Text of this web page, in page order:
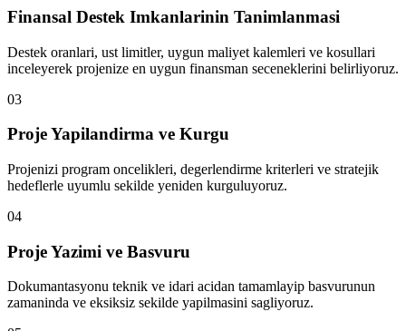
Finansal Destek Imkanlarinin Tanimlanmasi
Destek oranlari, ust limitler, uygun maliyet kalemleri ve kosullari
inceleyerek projenize en uygun finansman seceneklerini belirliyoruz.
03
Proje Yapilandirma ve Kurgu
Projenizi program oncelikleri, degerlendirme kriterleri ve stratejik
hedeflerle uyumlu sekilde yeniden kurguluyoruz.
04
Proje Yazimi ve Basvuru
Dokumantasyonu teknik ve idari acidan tamamlayip basvurunun
zamaninda ve eksiksiz sekilde yapilmasini sagliyoruz.